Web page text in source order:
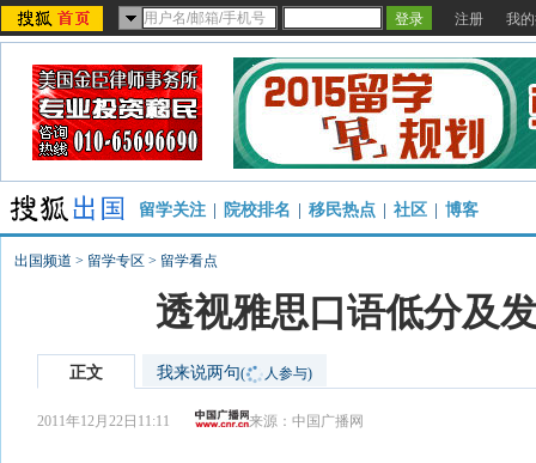
注册 我
留学关注 院校排名 移民热点 社区 博客
出国频道 > 留学专区 > 留学看点
透视雅思口语低分及
正文 我来说两句( 人参与)
2011年12月22日11:11 来源： 中国广播网